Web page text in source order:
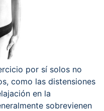
por sí solos no
como las distensiones
en la
sobrevienen